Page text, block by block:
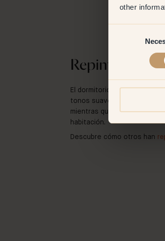
other
Repintar el
El dormitorio es tu
tonos suaves y relajantes
mientras que los colores
habitación.
Descubre cómo otros han